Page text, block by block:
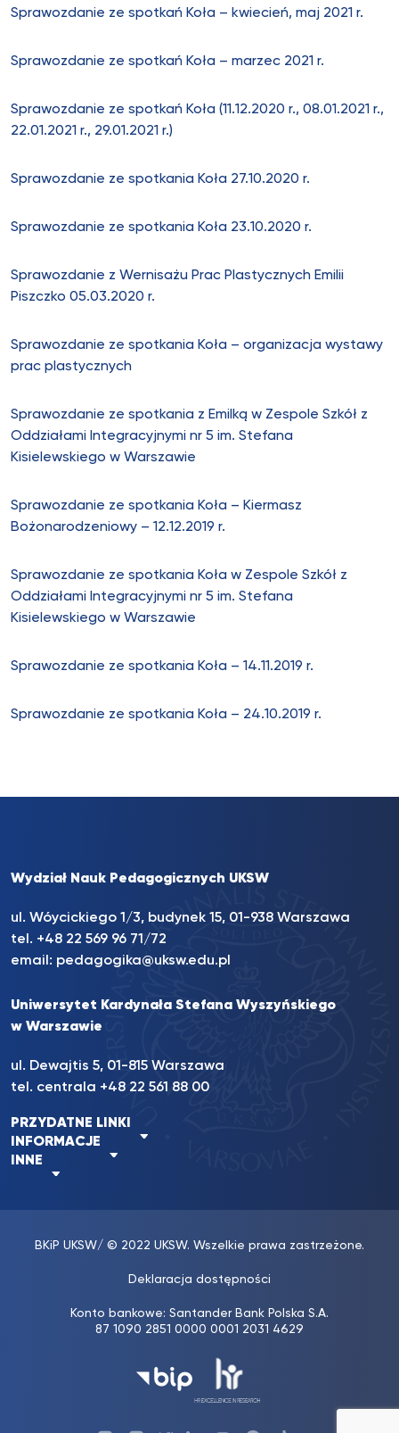
Sprawozdanie ze spotkań Koła – kwiecień, maj 2021 r.
Sprawozdanie ze spotkań Koła – marzec 2021 r.
Sprawozdanie ze spotkań Koła (11.12.2020 r., 08.01.2021 r.,
22.01.2021 r., 29.01.2021 r.)
Sprawozdanie ze spotkania Koła 27.10.2020 r.
Sprawozdanie ze spotkania Koła 23.10.2020 r.
Sprawozdanie z Wernisażu Prac Plastycznych Emilii
Piszczko 05.03.2020 r.
Sprawozdanie ze spotkania Koła – organizacja wystawy
prac plastycznych
Sprawozdanie ze spotkania z Emilką w Zespole Szkół z
Oddziałami Integracyjnymi nr 5 im. Stefana
Kisielewskiego w Warszawie
Sprawozdanie ze spotkania Koła – Kiermasz
Bożonarodzeniowy – 12.12.2019 r.
Sprawozdanie ze spotkania Koła w Zespole Szkół z
Oddziałami Integracyjnymi nr 5 im. Stefana
Kisielewskiego w Warszawie
Sprawozdanie ze spotkania Koła – 14.11.2019 r.
Sprawozdanie ze spotkania Koła – 24.10.2019 r.
Wydział Nauk Pedagogicznych UKSW
ul. Wóycickiego 1/3, budynek 15, 01-938 Warszawa
tel. +48 22 569 96 71/72
email: pedagogika@uksw.edu.pl
Uniwersytet Kardynała Stefana Wyszyńskiego
w Warszawie
ul. Dewajtis 5, 01-815 Warszawa
tel. centrala +48 22 561 88 00
PRZYDATNE LINKI
INFORMACJE
INNE
BKiP UKSW/ © 2022 UKSW. Wszelkie prawa zastrzeżone.
Deklaracja dostępności
Konto bankowe: Santander Bank Polska S.A.
87 1090 2851 0000 0001 2031 4629